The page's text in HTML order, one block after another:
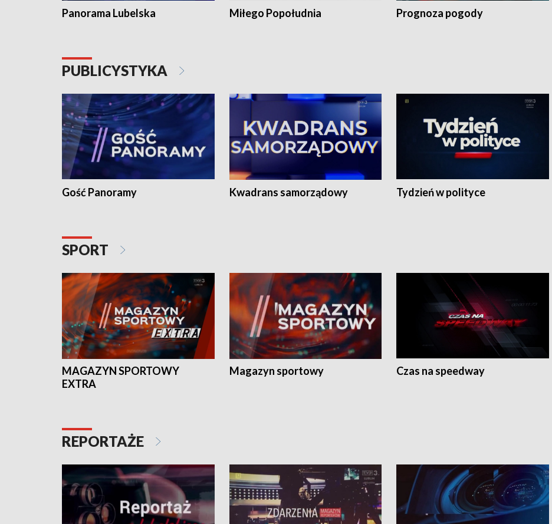
Panorama Lubelska Miłego Popołudnia Prognoza pogody
PUBLICYSTYKA
Gość Panoramy Kwadrans samorządowy Tydzień w polityce
SPORT
MAGAZYN SPORTOWY
EXTRA
Magazyn sportowy Czas na speedway
REPORTAŻE